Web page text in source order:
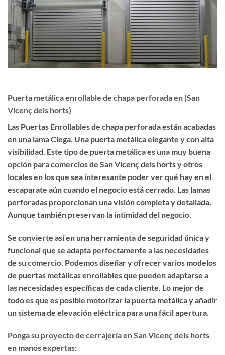
Puerta metálica enrollable de chapa perforada en (San
Vicenç dels horts)
Las Puertas Enrollables de chapa perforadaestán acabadas
en una lama Ciega. Una puerta metálicaelegante y conalta
visibilidad. Este tipo de puerta metálica es una muy buena
opción para comercios de San Vicenç dels horts y otros
locales en los que sea interesante poder ver qué hay en el
escaparate aún cuando el negocio está cerrado. Las lamas
perforadas proporcionan una visión completa y detallada.
Aunque también preservan la intimidad del negocio.
Se convierte así en una herramienta de seguridad única y
funcional que se adapta perfectamente a las necesidades
de su comercio. Podemos diseñar y ofrecer varios modelos
de puertas metálicas enrollables que pueden adaptarse a
las necesidades específicas de cada cliente. Lo mejor de
todo es que es posible motorizar la puerta metálicay añadir
un sistema de elevación eléctrica para una fácil apertura.
Ponga su proyecto de cerrajería en San Vicenç dels horts
en manos expertas: